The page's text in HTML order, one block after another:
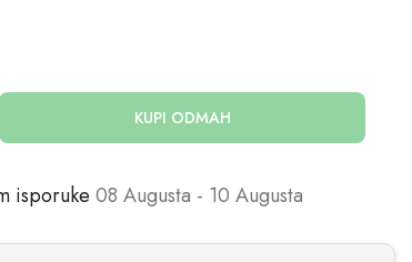
KUPI ODMAH
isporuke 08 Augusta - 10 Augusta